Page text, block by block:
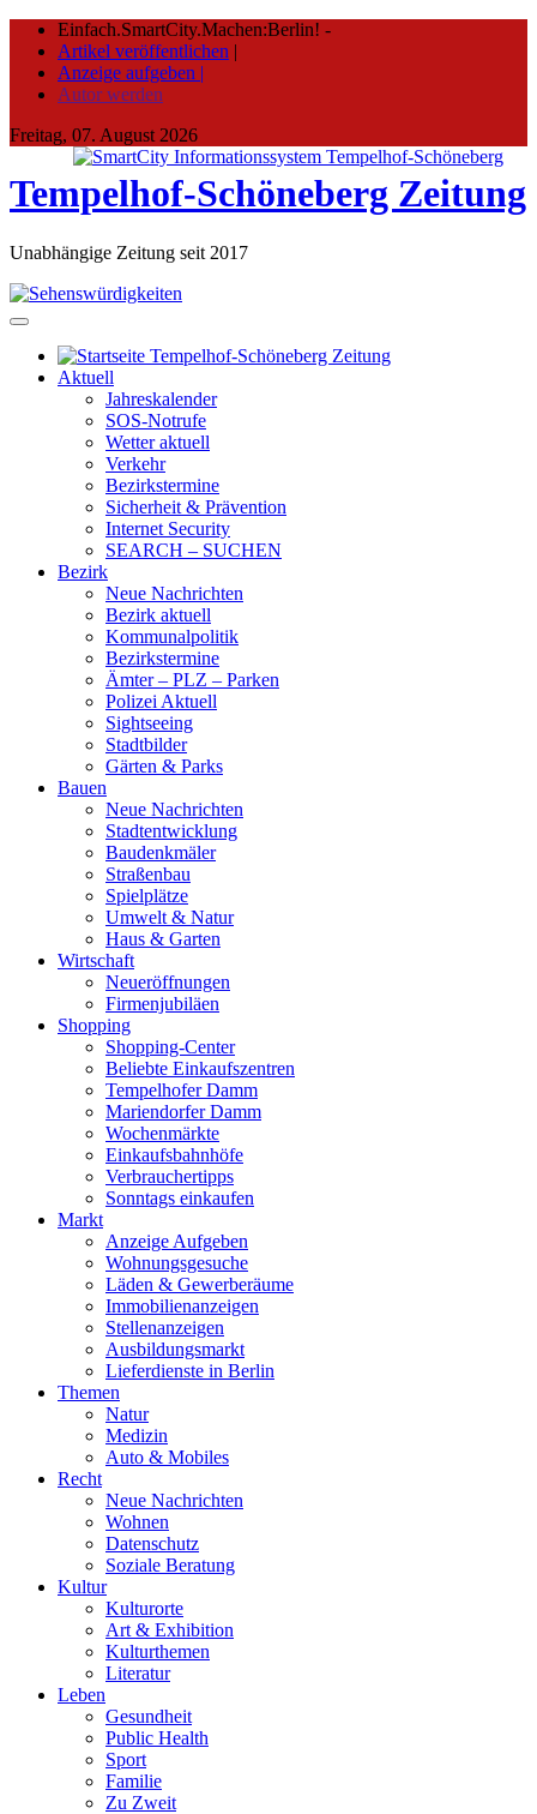
Skip
content
Einfach.SmartCity.Machen:Berlin! -
Artikel veröffentlichen |
Anzeige aufgeben |
Autor werden
Freitag, 07. August 2026
Tempelhof-Schöneberg Zeitung
Unabhängige Zeitung seit 2017
Aktuell
Jahreskalender
SOS-Notrufe
Wetter aktuell
Verkehr
Bezirkstermine
Sicherheit & Prävention
Internet Security
SEARCH – SUCHEN
Bezirk
Neue Nachrichten
Bezirk aktuell
Kommunalpolitik
Bezirkstermine
Ämter – PLZ – Parken
Polizei Aktuell
Sightseeing
Stadtbilder
Gärten & Parks
Bauen
Neue Nachrichten
Stadtentwicklung
Baudenkmäler
Straßenbau
Spielplätze
Umwelt & Natur
Haus & Garten
Wirtschaft
Neueröffnungen
Firmenjubiläen
Shopping
Shopping-Center
Beliebte Einkaufszentren
Tempelhofer Damm
Mariendorfer Damm
Wochenmärkte
Einkaufsbahnhöfe
Verbrauchertipps
Sonntags einkaufen
Markt
Anzeige Aufgeben
Wohnungsgesuche
Läden & Gewerberäume
Immobilienanzeigen
Stellenanzeigen
Ausbildungsmarkt
Lieferdienste in Berlin
Themen
Natur
Medizin
Auto & Mobiles
Recht
Neue Nachrichten
Wohnen
Datenschutz
Soziale Beratung
Kultur
Kulturorte
Art & Exhibition
Kulturthemen
Literatur
Leben
Gesundheit
Public Health
Sport
Familie
Zu Zweit